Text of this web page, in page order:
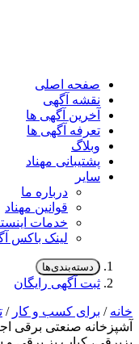
صفحه اصلی
نقشه آگهی
آخرین آگهی ها
تعرفه آگهی ها
وبلاگ
پشتیبانی مهناد
سایر
درباره ما
قوانین مهناد
خدمات
لینک باکس
دسته‌بندی‌ها
ثبت آگهی رایگان
خانه/ برای کسب و کار /
آشپزخانه صنعتی برقی